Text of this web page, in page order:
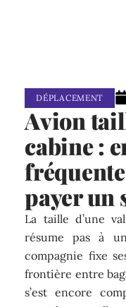
DÉPLACEMENT
Avion
cabine :
payer un
La taille d’une
résume pas à
compagnie fixe
frontière entre
s’est encore